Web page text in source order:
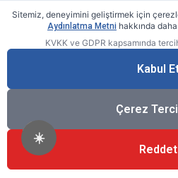
☀️
etmiştir. Haleb Beylerbeyisi
bir kuvvetle burayı
geçirmek isteyen Safevî Zeynel
kuvvetle Mihriban Kalesi
Mayıs 1630’da iki ordu
başladılar. Sivas Beylerbeyisi
direniş göstermiş, sonra da
Sitemiz, deneyimini geliştirmek için
Aydınlatma Metni hakkında
KVKK ve GDPR kapsamında
Kabul
Çerez
Reddet